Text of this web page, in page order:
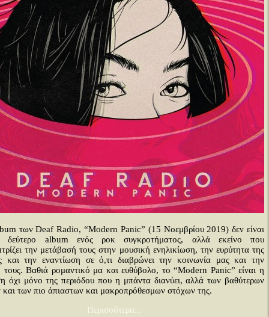
των Deaf Radio, “Modern Panic” (15 Νοεμβρίου 2019) δεν είναι
album ενός ροκ συγκροτήματος, αλλά εκείνο που
την μετάβασή τους στην μουσική ενηλικίωση, την ευρύτητα της
και την εναντίωση σε ό,τι διαβρώνει την κοινωνία μας και την
τους. Βαθιά ρομαντικό μα και ευθύβολο, το “Modern Panic” είναι η
όχι μόνο της περιόδου που η μπάντα διανύει, αλλά των βαθύτερων
και των πιο άπιαστων και μακροπρόθεσμων στόχων της.
Περισσότερα...